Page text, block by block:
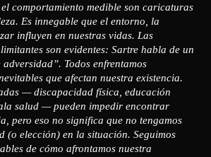
comportamiento medible son caricaturas
Es innegable que el entorno, la
influyen en nuestras vidas. Las
son evidentes: Sartre habla de un
adversidad”. Todos enfrentamos
que afectan nuestra existencia.
— discapacidad física, educación
salud — pueden impedir encontrar
pero eso no significa que no tengamos
(o elección) en la situación. Seguimos
de cómo afrontamos nuestra